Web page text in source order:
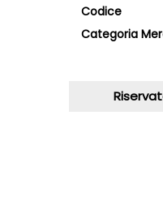
Codice
Categoria